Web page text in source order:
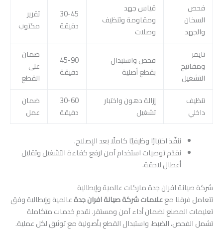
فحص
السخان
والجهد
قياس جهد
ومقاومة وتنظيف
وصلات
30-45
دقيقة
تقرير
مكتوب
تايمر
ومفاتيح
التشغيل
فحص واستبدال
بقطع أصلية
45-90
دقيقة
ضمان
على
القطع
تنظيف
داخلي
إزالة دهون واختبار
تشغيل
30-60
دقيقة
ضمان
عمل
ننفّذ اختبارًا وظيفيًا كاملًا بعد الإصلاح.
نقدّم توصيات استخدام آمن لرفع كفاءة التشغيل وتقليل
أعطال لاحقة.
شركة صيانة افران جدة ماركات عالمية وإيطالية
تتعامل فرقنا مععلامات شركة صيانة افران جدةعالمية وإيطالية وفق
تعليمات المصنع لضمان أداء آمن ومستقر. نقدم خدمات متكاملة
تشمل الفحص، الضبط، واستبدال القطع بأصولية مع توثيق لكل عملية.